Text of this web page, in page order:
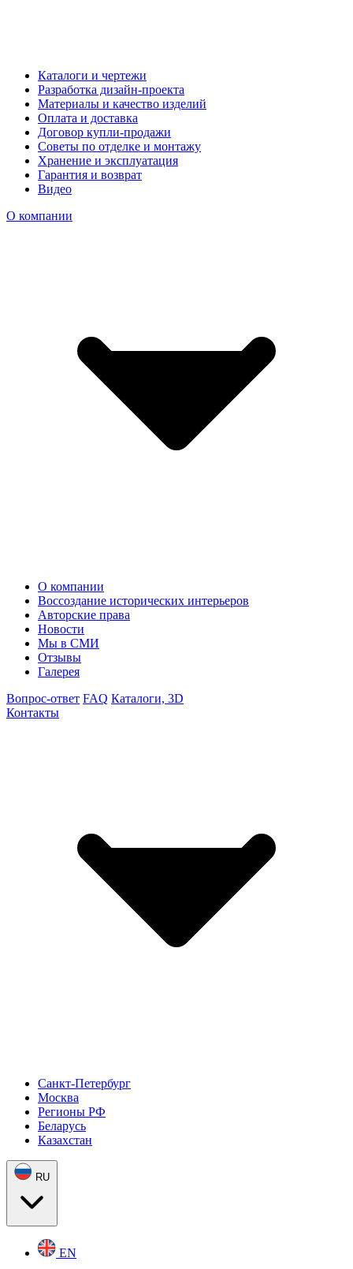
Каталоги и чертежи
Разработка дизайн-проекта
Материалы и качество изделий
Оплата и доставка
Договор купли-продажи
Советы по отделке и монтажу
Хранение и эксплуатация
Гарантия и возврат
Видео
О компании
О компании
Воссоздание исторических интерьеров
Авторские права
Новости
Мы в СМИ
Отзывы
Галерея
Вопрос-ответ FAQ Каталоги, 3D
Контакты
Санкт-Петербург
Москва
Регионы РФ
Беларусь
Казахстан
RU
EN